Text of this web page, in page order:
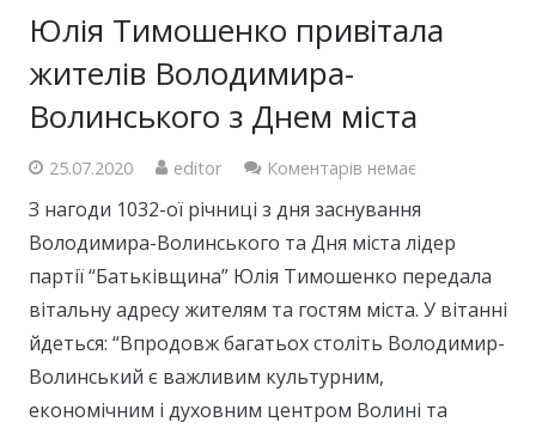
Юлія Тимошенко привітала
жителів Володимира-
Волинського з Днем міста
25.07.2020 editor Коментарів немає
З нагоди 1032-ої річниці з дня заснування
Володимира-Волинського та Дня міста лідер
партії “Батьківщина” Юлія Тимошенко передала
вітальну адресу жителям та гостям міста. У вітанні
йдеться: “Впродовж багатьох століть Володимир-
Волинський є важливим культурним,
економічним і духовним центром Волині та